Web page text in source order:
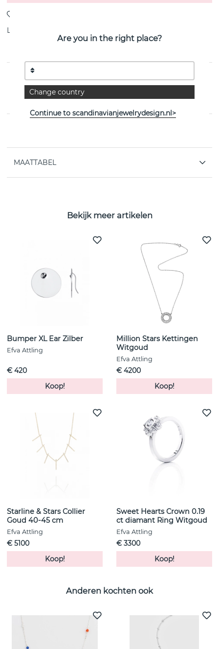
Levering:
PRODUCTOMSCHRIJVING
The Wedding Thin is een diamantring (0.40 ct) i 18k
MAATTABEL
Bekijk meer artikelen
Bumper XL Ear Zilber
Efva Attling
€ 420
Koop!
Million Stars Kettingen
Witgoud
Efva Attling
€ 4200
Koop!
Starline & Stars Collier
Goud 40-45 cm
Efva Attling
€ 5100
Koop!
Sweet Hearts Crown 0.19
ct diamant Ring Witgoud
Efva Attling
€ 3300
Koop!
Anderen kochten ook
Are you in the right place?
Change country
Continue to scandinavianjewelrydesign.nl>